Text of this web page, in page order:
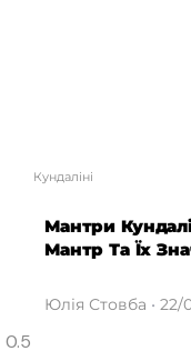
Кундаліні
Мантри
Мантр Та Їх
Юлія Стовба 22/